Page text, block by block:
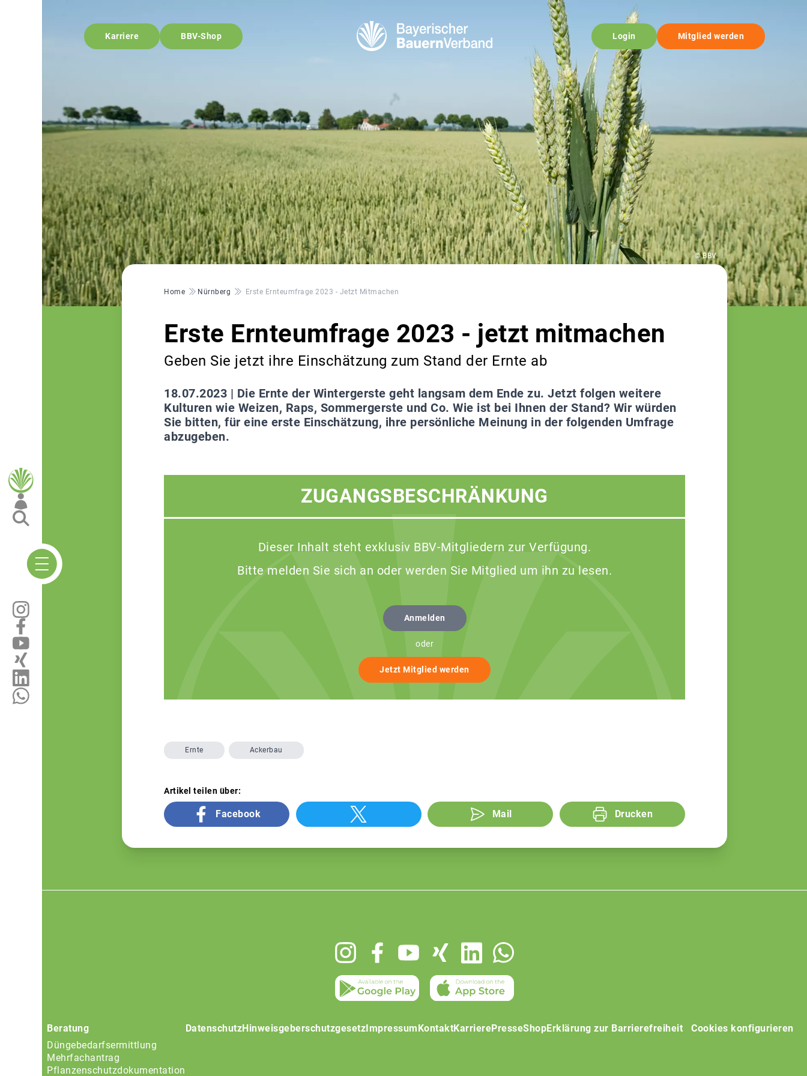
Karriere BBV-Shop Login Mitglied werden
© BBV
Pfadnavigation
Home Nürnberg Erste Ernteumfrage 2023 - Jetzt Mitmachen
Erste Ernteumfrage 2023 - jetzt mitmachen
Geben Sie jetzt ihre Einschätzung zum Stand der Ernte ab
18.07.2023 | Die Ernte der Wintergerste geht langsam dem Ende zu. Jetzt folgen weitere
Kulturen wie Weizen, Raps, Sommergerste und Co. Wie ist bei Ihnen der Stand? Wir würden
Sie bitten, für eine erste Einschätzung, ihre persönliche Meinung in der folgenden Umfrage
abzugeben.
ZUGANGSBESCHRÄNKUNG
Dieser Inhalt steht exklusiv BBV-Mitgliedern zur Verfügung.
Bitte melden Sie sich an oder werden Sie Mitglied um ihn zu lesen.
Anmelden
oder
Jetzt Mitglied werden
Ernte Ackerbau
Artikel teilen über:
Facebook Mail Drucken
Beratung
Düngebedarfsermittlung
Mehrfachantrag
Pflanzenschutzdokumentation
DatenschutzHinweisgeberschutzgesetzImpressumKontaktKarrierePresseShopErklärung zur Barrierefreiheit Cookies konfigurieren